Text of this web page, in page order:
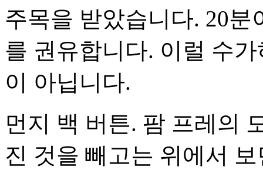
주목을 받았습니다. 20
를 권유합니다. 이럴 수
이 아닙니다.
먼지 백 버튼. 팜 프레의
진 것을 빼고는 위에서